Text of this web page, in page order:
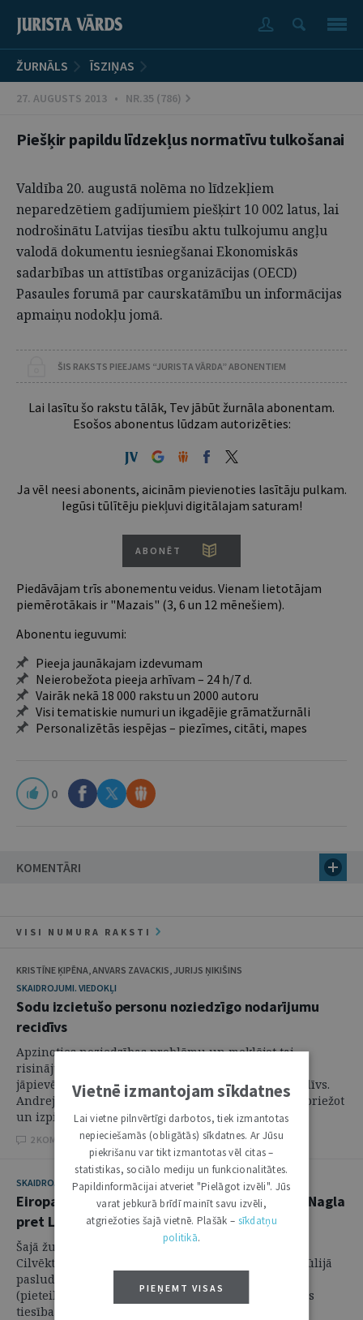
ŽURNĀLS ĪSZIŅAS
27. AUGUSTS 2013 • NR.35 (786)
Piešķir papildu līdzekļus normatīvu tulkošanai
Valdība 20. augustā nolēma no līdzekļiem
neparedzētiem gadījumiem piešķirt 10 002 latus, lai
nodrošinātu Latvijas tiesību aktu tulkojumu angļu
valodā dokumentu iesniegšanai Ekonomiskās
sadarbības un attīstības organizācijas (OECD)
Pasaules forumā par caurskatāmību un informācijas
apmaiņu nodokļu jomā.
ŠIS RAKSTS PIEEJAMS “JURISTA VĀRDA” ABONENTIEM
Lai lasītu šo rakstu tālāk, Tev jābūt žurnāla abonentam.
Esošos abonentus lūdzam autorizēties:
Ja vēl neesi abonents, aicinām pievienoties lasītāju pulkam.
Iegūsi tūlītēju piekļuvi digitālajam saturam!
ABONĒT
Piedāvājam trīs abonementu veidus. Vienam lietotājam
piemērotākais ir "Mazais" (3, 6 un 12 mēnešiem).
Abonentu ieguvumi:
Pieeja jaunākajam izdevumam
Neierobežota pieeja arhīvam – 24 h/7 d.
Vairāk nekā 18 000 rakstu un 2000 autoru
Visi tematiskie numuri un ikgadējie grāmatžurnāli
Personalizētās iespējas – piezīmes, citāti, mapes
0
KOMENTĀRI
VISI NUMURA RAKSTI
KRISTĪNE ĶIPĒNA, ANVARS ZAVACKIS, JURIJS ŅIKIŠINS
SKAIDROJUMI. VIEDOKĻI
Sodu izcietušo personu noziedzīgo nodarījumu
recidīvs
Apzinoties noziedzības problēmu un meklējot tai
risinājumus, viens no būtiskiem aspektiem, kam ir
jāpievērš uzmanība, ir noziedzīgo nodarījumu recidīvs.
Andrejs Judins un Ilona Kronberga atzīst, ka, "piespriežot
un izpildot kriminālsodu, valsts ...
2 KOMENTĀRI
SKAIDROJUMI. VIEDOKĻI
Eiropas Cilvēktiesību tiesas spriedums lietā "Nagla
pret Latviju": ieskats un analīze
Šajā žurnāla numurā vēršam uzmanību uz Eiropas
Cilvēktiesību tiesas (turpmāk – ECT) 2013. gada 16. jūlijā
pasludināto spriedumu lietā "Nagla pret Latviju"
(pieteikuma Nr. 73469/10), kur ECT lēma, ka ir noticis
tiesības uz vārda brīvību pārkāpums ...
Vietnē izmantojam sīkdatnes
Lai vietne pilnvērtīgi darbotos, tiek izmantotas
nepieciešamās (obligātās) sīkdatnes. Ar Jūsu
piekrišanu var tikt izmantotas vēl citas –
statistikas, sociālo mediju un funkcionalitātes.
Papildinformācijai atveriet "Pielāgot izvēli". Jūs
varat jebkurā brīdī mainīt savu izvēli,
atgriežoties šajā vietnē. Plašāk – sīkdatņu
politikā.
PIEŅEMT VISAS